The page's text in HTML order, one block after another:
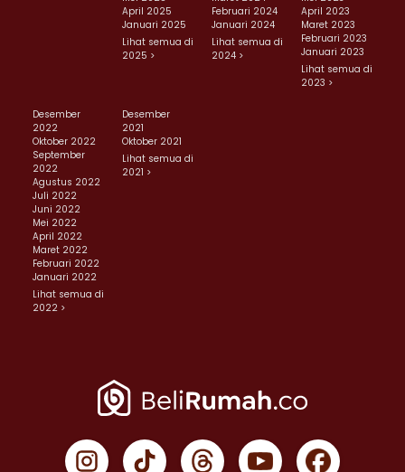
April 2025
Januari 2025
Lihat semua di
2025 >
Februari 2024
Januari 2024
Lihat semua di
2024 >
April 2023
Maret 2023
Februari 2023
Januari 2023
Lihat semua di
2023 >
Desember
2022
Oktober 2022
September
2022
Agustus 2022
Juli 2022
Juni 2022
Mei 2022
April 2022
Maret 2022
Februari 2022
Januari 2022
Lihat semua di
2022 >
Desember
2021
Oktober 2021
Lihat semua di
2021 >